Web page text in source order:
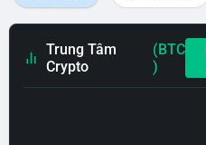
Trung Tâm
Crypto
(BTC
)